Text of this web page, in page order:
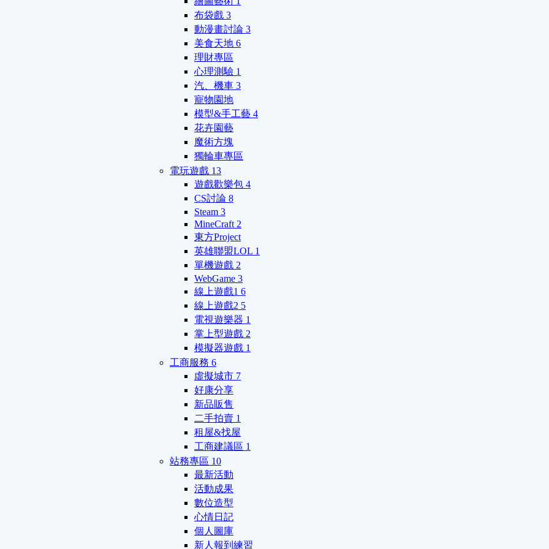
布袋戲 3
動漫畫討論 3
美食天地 6
理財專區
心理測驗 1
汽、機車 3
寵物園地
模型&手工藝 4
花卉園藝
魔術方塊
獨輪車專區
電玩遊戲 13
遊戲歡樂包 4
CS討論 8
Steam 3
MineCraft 2
東方Project
英雄聯盟LOL 1
單機遊戲 2
WebGame 3
線上遊戲1 6
線上遊戲2 5
電視遊樂器 1
掌上型遊戲 2
模擬器遊戲 1
工商服務 6
虛擬城市 7
好康分享
新品販售
二手拍賣 1
租屋&找屋
工商建議區 1
站務專區 10
最新活動
活動成果
數位造型
心情日記
個人圖庫
新人報到練習